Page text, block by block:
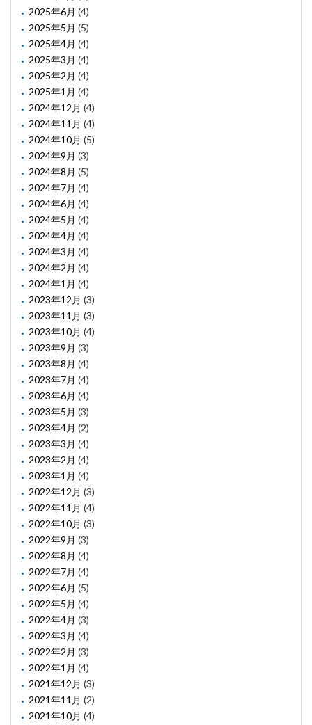
2025年6月 (4)
2025年5月 (5)
2025年4月 (4)
2025年3月 (4)
2025年2月 (4)
2025年1月 (4)
2024年12月 (4)
2024年11月 (4)
2024年10月 (5)
2024年9月 (3)
2024年8月 (5)
2024年7月 (4)
2024年6月 (4)
2024年5月 (4)
2024年4月 (4)
2024年3月 (4)
2024年2月 (4)
2024年1月 (4)
2023年12月 (3)
2023年11月 (3)
2023年10月 (4)
2023年9月 (3)
2023年8月 (4)
2023年7月 (4)
2023年6月 (4)
2023年5月 (3)
2023年4月 (2)
2023年3月 (4)
2023年2月 (4)
2023年1月 (4)
2022年12月 (3)
2022年11月 (4)
2022年10月 (3)
2022年9月 (3)
2022年8月 (4)
2022年7月 (4)
2022年6月 (5)
2022年5月 (4)
2022年4月 (3)
2022年3月 (4)
2022年2月 (3)
2022年1月 (4)
2021年12月 (3)
2021年11月 (2)
2021年10月 (4)